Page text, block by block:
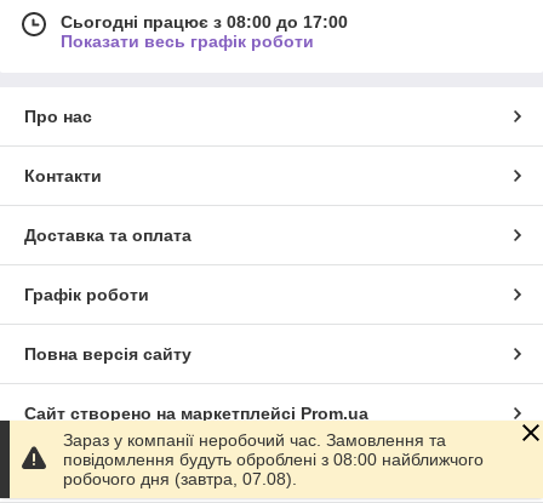
Сьогодні працює з 08:00 до 17:00
Показати весь графік роботи
Про нас
Контакти
Доставка та оплата
Графік роботи
Повна версія сайту
Сайт створено на маркетплейсі Prom.ua
Політика конфіденційності
Зараз у компанії неробочий час. Замовлення та
повідомлення будуть оброблені з 08:00 найближчого
робочого дня (завтра, 07.08).